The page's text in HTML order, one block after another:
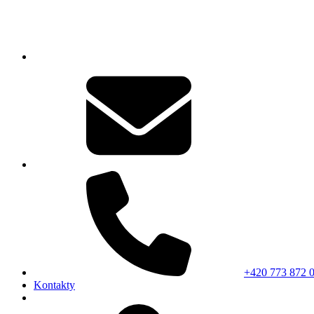
+420 773 872
Kontakty